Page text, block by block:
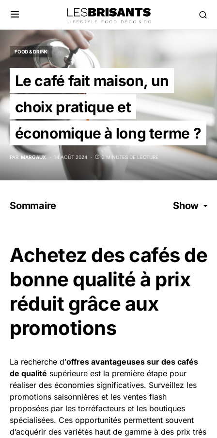
FOOD & DRINK
Le café fait maison, un
choix pratique et
économique à long terme ?
PAR MARGAUX 14 AOÛT 2024 2 MINUTES DE LECTURE
Sommaire Show
Achetez des cafés de
bonne qualité à prix
réduit grâce aux
promotions
La recherche d’offres avantageuses sur des cafés
de qualité supérieure est la première étape pour
réaliser des économies significatives. Surveillez les
promotions saisonnières et les ventes flash
proposées par les torréfacteurs et les boutiques
spécialisées. Ces opportunités permettent souvent
d’acquérir des variétés haut de gamme à des prix très